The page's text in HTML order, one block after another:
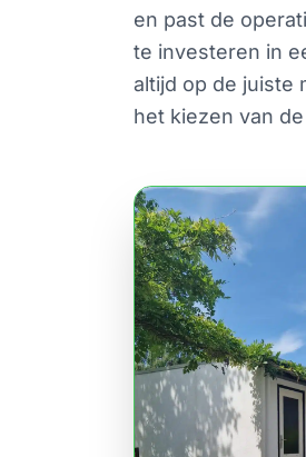
en past de
te investeren in
altijd op de juiste
het kiezen van